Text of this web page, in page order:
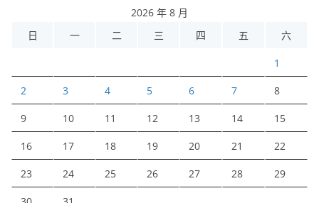
2026 年 8 月
日
一 二 三 四 五 六
1
2 3 4 5 6 7 8
9 10 11 12 13 14 15
16 17 18 19 20 21 22
23 24 25 26 27 28 29